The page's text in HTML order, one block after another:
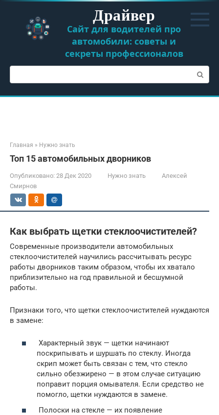
Перейти
контенту
Драйвер
Сайт для водителей про
автомобили: советы и
секреты профессионалов
Поиск:
Главная » Нужно знать
Топ 15 автомобильных дворников
Опубликовано: 28 Дек 2020 Нужно знать
Алексей
Смирнов
Как выбрать щетки стеклоочистителей?
Современные производители автомобильных
стеклоочистителей научились рассчитывать ресурс
работы дворников таким образом, чтобы их хватало
приблизительно на год правильной и бесшумной
работы.
Признаки того, что щетки стеклоочистителей нуждаются
в замене:
Характерный звук — щетки начинают
поскрипывать и шуршать по стеклу. Иногда
скрип может быть связан с тем, что стекло
сильно обезжирено — в этом случае ситуацию
поправит порция омывателя. Если средство не
помогло, щетки нуждаются в замене.
Полоски на стекле — их появление